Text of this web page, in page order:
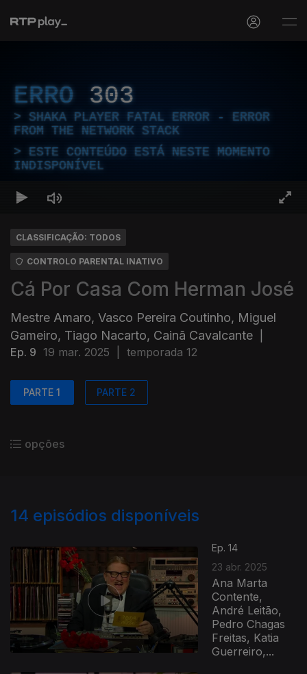
ERRO 303
SHAKA PLAYER FATAL ERROR - ERROR
FROM THE NETWORK STACK
ESTE CONTEÚDO ESTÁ NESTE MOMENTO
INDISPONÍVEL
CLASSIFICAÇÃO: TODOS
CONTROLO PARENTAL INATIVO
Cá Por Casa Com Herman José
Mestre Amaro, Vasco Pereira Coutinho, Miguel
Gameiro, Tiago Nacarto, Cainã Cavalcante
Ep. 9 19 mar. 2025 temporada 12
PARTE 1 PARTE 2
opções
14 episódios disponíveis
Ep. 14
23 abr. 2025
Ana Marta
Contente,
André Leitão,
Pedro Chagas
Freitas, Katia
Guerreiro,...